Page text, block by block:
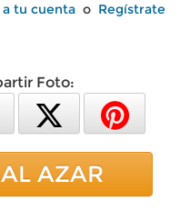
tu cuenta o Regístrate
Foto:
AZAR